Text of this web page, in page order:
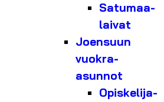
Satumaa-
laivat
Joensuun
vuokra-
asunnot
Opiskelija-